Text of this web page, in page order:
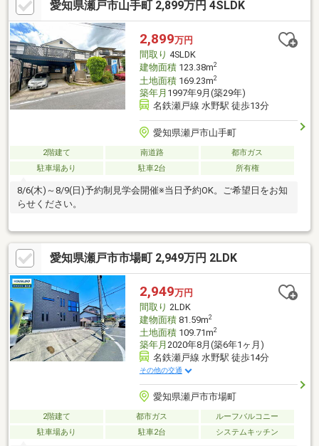
や近郊市町村からの転居のご相談もOK●キッズスペース完備！●営
業全員が宅地建物取引士！●住宅ローン承認実績多数！ 資金計
画もお任せください●リフォーム、リノベーションもまとめてサ
ポート！●物件のマイナスポイントもちゃんとご説明！ ハザー
ド情報もチェック！
愛知県瀬戸市山手町 2,899万円 4SLDK
2,899万円
間取り 4SLDK
建物面積123.38m2
土地面積169.23m2
築年月 1997年9月(築29年)
名鉄瀬戸線 水野駅 徒歩13分
愛知県瀬戸市山手町
2階建て 南道路
都市ガス
駐車場あり
駐車2台 所有権
8/6(木)～8/9(日)予約制見学会開催※当日予約OK。ご希望日をお知
らせください。
愛知県瀬戸市市場町 2,949万円 2LDK
2,949万円
間取り 2LDK
建物面積81.59m2
土地面積109.71m2
築年月 2020年8月(築6年1ヶ月)
名鉄瀬戸線 水野駅 徒歩14分
その他の交通
愛知県瀬戸市市場町
2階建て 都市ガス
ルーフバルコニー
駐車場あり
駐車2台 システムキッチン